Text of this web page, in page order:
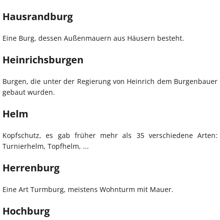
Hausrandburg
Eine Burg, dessen Außenmauern aus Häusern besteht.
Heinrichsburgen
Burgen, die unter der Regierung von Heinrich dem Burgenbauer
gebaut wurden.
Helm
Kopfschutz, es gab früher mehr als 35 verschiedene Arten:
Turnierhelm, Topfhelm, ...
Herrenburg
Eine Art Turmburg, meistens Wohnturm mit Mauer.
Hochburg